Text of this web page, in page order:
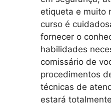
etiqueta e muito
curso é
fornecer o
habilidades
comissário de
procedimentos
técnicas de
estará